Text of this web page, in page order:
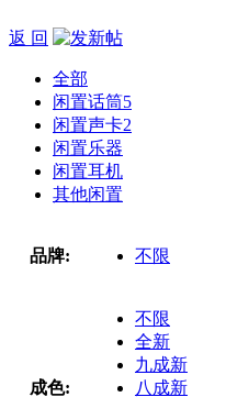
返 回
全部
闲置话筒5
闲置声卡2
闲置乐器
闲置耳机
其他闲置
品牌: 不限
成色:
不限
全新
九成新
八成新